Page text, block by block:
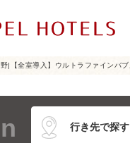
|【全室導入】ウルトラファインバ